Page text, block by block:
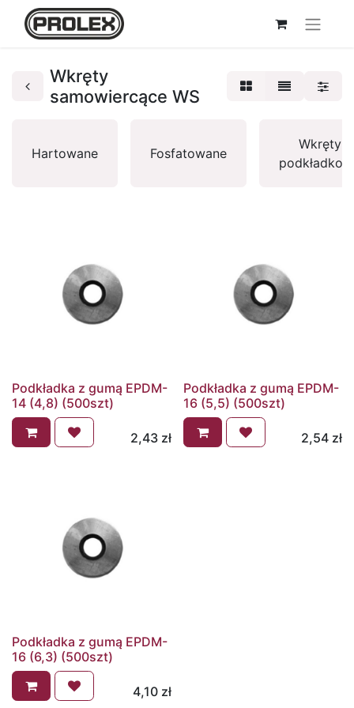
Wkręty
samowiercące WS
Hartowane Fosfatowane
Wkręty
Podkładka z gumą EPDM-
14 (4,8) (500szt)
2,43zł
Podkładka z gumą EPDM-
16 (5,5) (500szt)
2,54 zł
Podkładka z gumą EPDM-
16 (6,3) (500szt)
4,10zł